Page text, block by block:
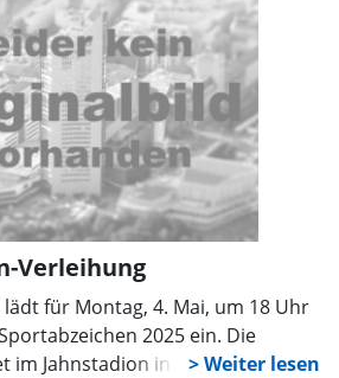
Verleihung
für Montag, 4. Mai, um 18 Uhr
2025 ein. Die
im Jahnstadion in Stadthagen